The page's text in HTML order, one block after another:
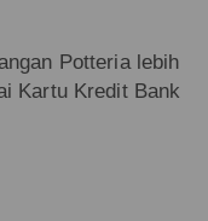
Potteria lebih
Kartu Kredit Bank